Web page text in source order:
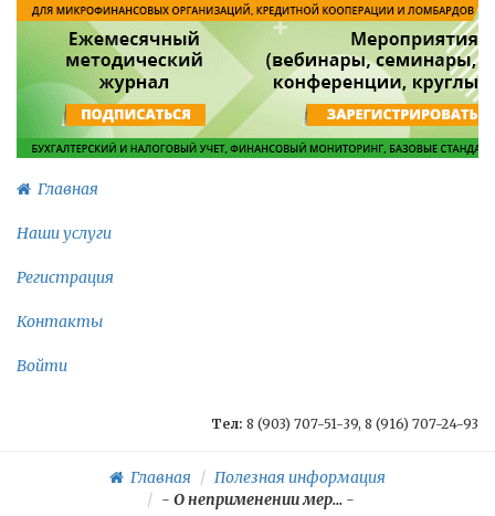
Главная
Наши услуги
Регистрация
Контакты
Войти
Тел: 8 (903) 707-51-39, 8 (916) 707-24-93
Главная
Полезная информация
- О неприменении мер...-